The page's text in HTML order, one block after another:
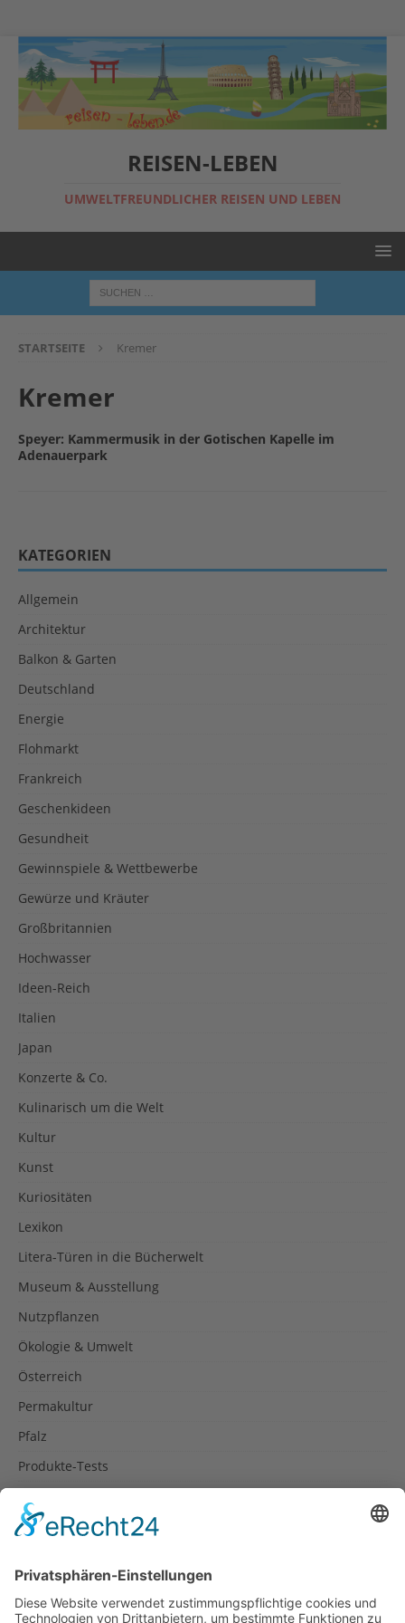
REISEN-LEBEN
UMWELTFREUNDLICHER REISEN UND LEBEN
STARTSEITE Kremer
Kremer
Speyer: Kammermusik in der Gotischen Kapelle im
Adenauerpark
KATEGORIEN
Allgemein
Architektur
Balkon & Garten
Deutschland
Energie
Flohmarkt
Frankreich
Geschenkideen
Gesundheit
Gewinnspiele & Wettbewerbe
Gewürze und Kräuter
Großbritannien
Hochwasser
Ideen-Reich
Italien
Japan
Konzerte & Co.
Kulinarisch um die Welt
Kultur
Kunst
Kuriositäten
Lexikon
Litera-Türen in die Bücherwelt
Museum & Ausstellung
Nutzpflanzen
Ökologie & Umwelt
Österreich
Permakultur
Pfalz
Produkte-Tests
Rezepte
Spanien
Südtirol